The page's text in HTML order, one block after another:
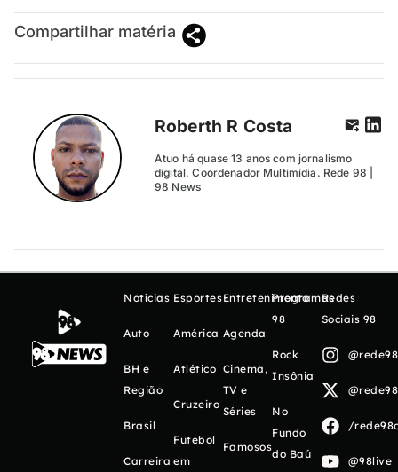
Compartilhar matéria
Roberth R Costa
Atuo há quase 13 anos com jornalismo
digital. Coordenador Multimídia. Rede 98 |
98 News
Notícias
Auto
BH e
Região
Brasil
Carreira
Esportes
América
Atlético
Cruzeiro
Futebol
em
Entretenimento
Agenda
Cinema,
TV e
Séries
Famosos
Programas
98
Rock
Insônia
No
Fundo
do Baú
Redes
Sociais 98
/
@98live